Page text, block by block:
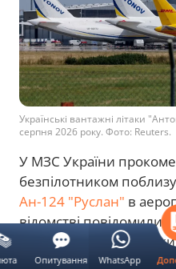
Українські вантажні літаки
серпня 2026 року. Фото: Reuters.
У МЗС України
безпілотником
Ан-124 "Руслан" в
відомстві повідомили,
не постраждав, а
зазнали пошкоджень.
Опитування WhatsApp